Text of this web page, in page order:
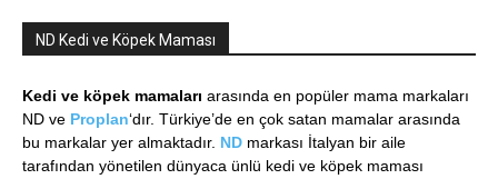
ND Kedi ve Köpek Maması
Kedi ve köpek mamaları arasında en popüler mama markaları
ND ve Proplan‘dır. Türkiye’de en çok satan mamalar arasında
bu markalar yer almaktadır. ND markası İtalyan bir aile
tarafından yönetilen dünyaca ünlü kedi ve köpek maması